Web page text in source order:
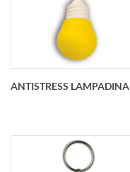
Portachiavi
antistress pallone
football O 40 mm
ANTISTRESS LAMPADINA